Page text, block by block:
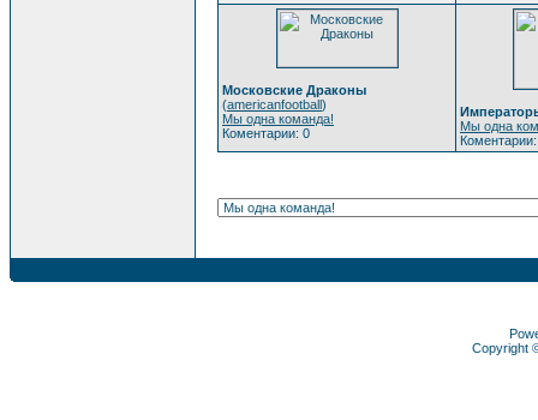
Московские Драконы
(americanfootball)
Мы одна команда!
Коментарии: 0
Мы одна
Copyright